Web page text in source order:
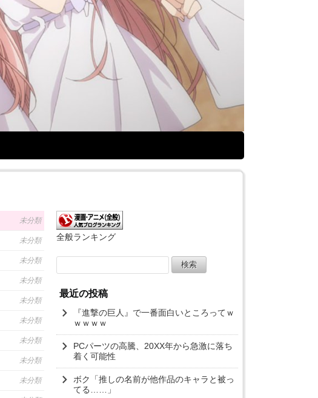
未分類
未分類
未分類
未分類
未分類
未分類
未分類
未分類
未分類
全般ランキング
索:
最近の投稿
『進撃の巨人』で一番面白いところってｗ
ｗｗｗｗ
PCパーツの高騰、20XX年から急激に落ち
着く可能性
ボク「推しの名前が他作品のキャラと被っ
てる……」